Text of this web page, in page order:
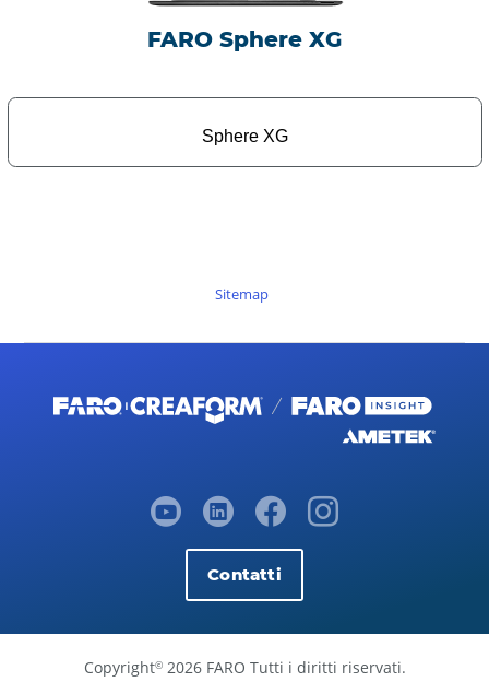
FARO Sphere XG
Sphere XG
Sitemap
Contatti
Copyright©2026 FARO Tutti i diritti riservati.